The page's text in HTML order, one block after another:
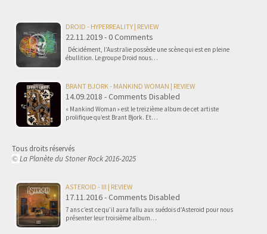
DROID - HYPERREALITY | REVIEW
22.11.2019 - 0 Comments
Décidément, l’Australie possède une scène qui est en pleine
ébullition. Le groupe Droid nous…
BRANT BJORK - MANKIND WOMAN | REVIEW
14.09.2018 - Comments Disabled
« Mankind Woman » est le treizième album de cet artiste
prolifique qu’est Brant Bjork. Et…
Tous droits réservés
© La Planète du Stoner Rock 2016-2025
ASTEROID - III | REVIEW
17.11.2016 - Comments Disabled
7 ans c’est ce qu’il aura fallu aux suédois d’Asteroid pour nous
présenter leur troisième album…